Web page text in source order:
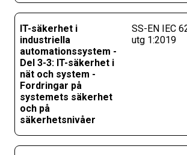
IT-säkerhet i
industriella
automationssystem -
Del 3-3: IT-säkerhet i
nät och system -
Fordringar på
systemets säkerhet
och på
säkerhetsnivåer
SS-EN IEC
utg 1:2019